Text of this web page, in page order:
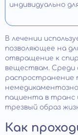
индивидуально
В лечении
позволяющее на
отвращение к
веществам. Среди
распространение
пациента в транс
трезвый образ
Как